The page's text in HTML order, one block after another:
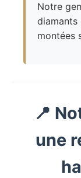
Notre
diamants
montées
📍
une